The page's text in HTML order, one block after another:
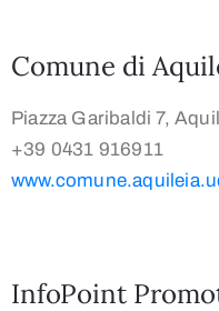
Comune di
Piazza Garibaldi 7,
+39 0431 916911
InfoPoint